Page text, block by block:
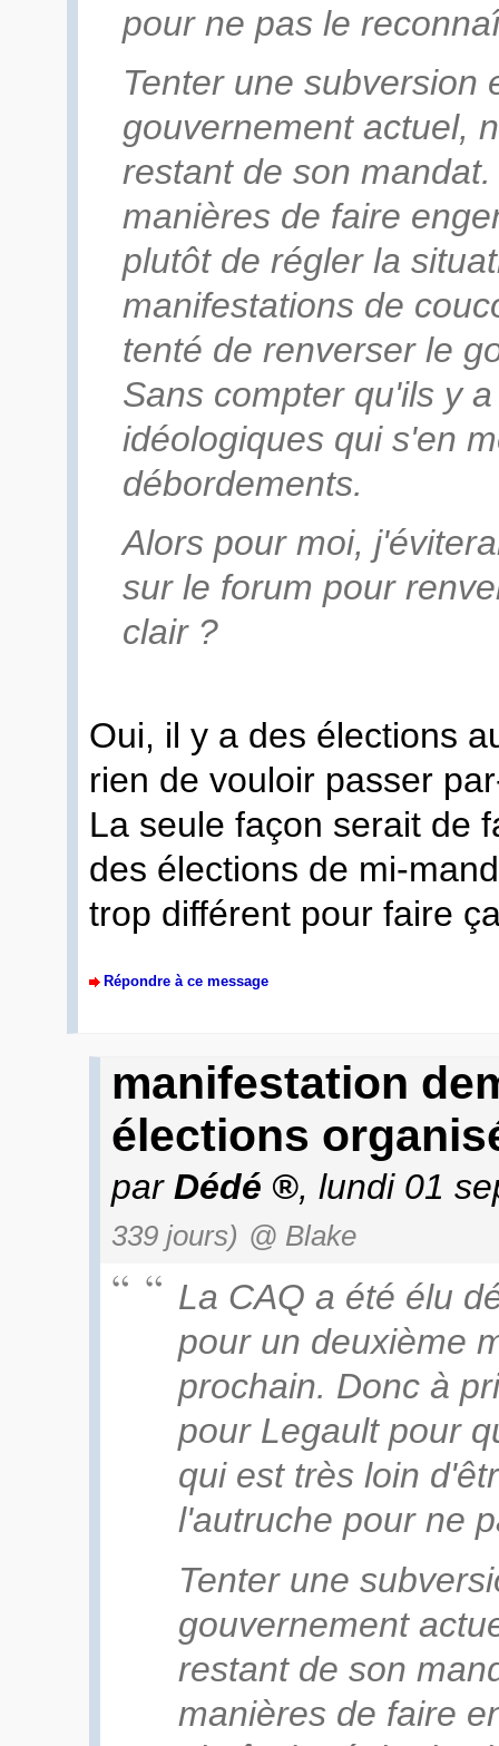
pour ne pas le
Tenter une subversion
gouvernement actuel,
restant de son
manières de faire
plutôt de régler la
manifestations de
tenté de renverser le
Sans compter qu'ils y
idéologiques qui s'en
débordements.
Alors pour moi,
sur le forum pour
clair ?
Oui, il y a des élections
rien de vouloir passer
La seule façon serait de
des élections de mi-
trop différent pour faire
Répondre à ce message
manifestation
élections
par Dédé , lundi 01
339 jours) @ Blake
La CAQ a été élu
pour un deuxième
prochain. Donc à
pour Legault pour
qui est très loin
l'autruche pour ne
Tenter une
gouvernement
restant de son
manières de faire